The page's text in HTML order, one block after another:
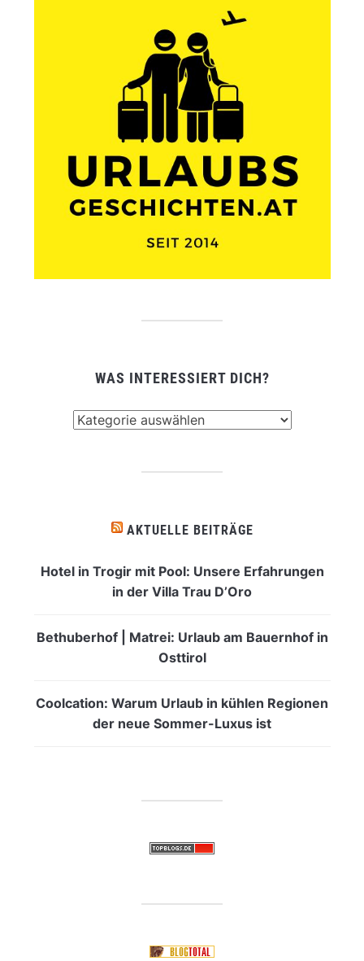
WAS INTERESSIERT DICH?
AKTUELLE BEITRÄGE
Hotel in Trogir mit Pool: Unsere Erfahrungen
in der Villa Trau D’Oro
Bethuberhof | Matrei: Urlaub am Bauernhof in
Osttirol
Coolcation: Warum Urlaub in kühlen Regionen
der neue Sommer-Luxus ist